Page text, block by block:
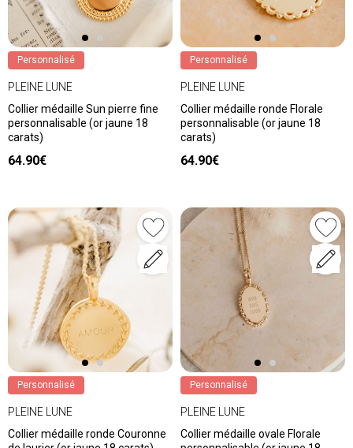
Personnalisé
PLEINE LUNE
Collier médaille Sun pierre fine
personnalisable (or jaune 18
carats)
64.90€
Personnalisé
PLEINE LUNE
Collier médaille ronde Florale
personnalisable (or jaune 18
carats)
64.90€
Personnalisé
PLEINE LUNE
Collier médaille ronde Couronne
Personnalisé
PLEINE LUNE
Collier médaille ovale Florale